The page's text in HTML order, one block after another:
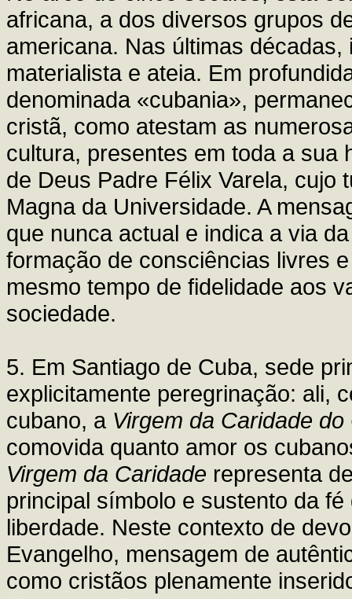
africana, a dos diversos grupos
americana. Nas últimas
materialista e ateia. Em
denominada «cubania»,
cristã, como atestam as
cultura, presentes em toda a sua
de Deus Padre Félix Varela, cujo
Magna da Universidade. A
que nunca actual e indica a via
formação de consciências livres
mesmo tempo de fidelidade aos
sociedade.
5. Em Santiago de Cuba, sede
explicitamente peregrinação: ali,
cubano, a Virgem da Caridade do
comovida quanto amor os
Virgem da Caridade representa
principal símbolo e sustento da
liberdade. Neste contexto de
Evangelho, mensagem de
como cristãos plenamente